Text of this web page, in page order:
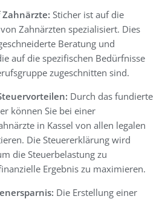
Zahnärzte: Sticher ist auf die
Zahnärzten spezialisiert. Dies
Beratung und
auf die spezifischen Bedürfnisse
zugeschnitten sind.
Durch das fundierte
können Sie bei einer
in Kassel von allen legalen
Die Steuererklärung wird
die Steuerbelastung zu
Ergebnis zu maximieren.
Die Erstellung einer